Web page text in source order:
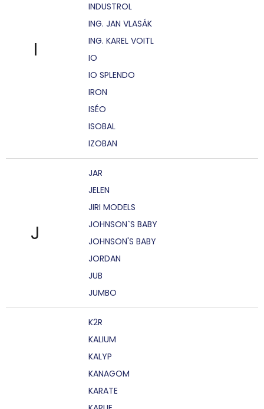
I
INDUSTROL
ING. JAN VLASÁK
ING. KAREL VOITL
IO
IO SPLENDO
IRON
ISÉO
ISOBAL
IZOBAN
J
JAR
JELEN
JIRI MODELS
JOHNSON`S BABY
JOHNSON'S BABY
JORDAN
JUB
JUMBO
K2R
KALIUM
KALYP
KANAGOM
KARATE